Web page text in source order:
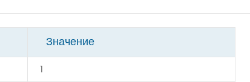
Значение
1